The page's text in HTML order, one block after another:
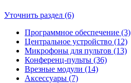
Уточнить раздел (6)
Программное обеспечение (3)
Центральное устройство (12)
Микрофоны для пультов (13)
Конференц-пульты (36)
Врезные модули (14)
Аксессуары (7)